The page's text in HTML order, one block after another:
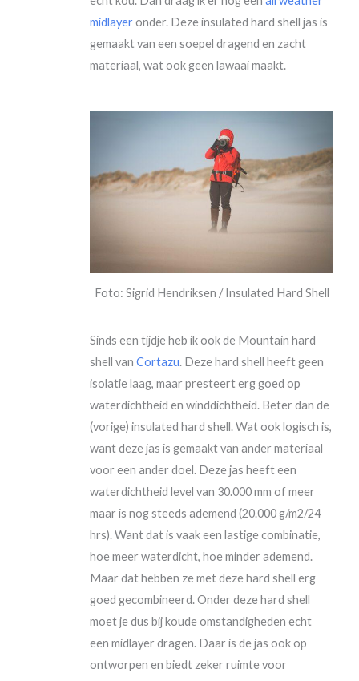
midlayeronder. Deze insulated hard shell jas is
gemaakt van een soepel dragend en zacht
materiaal, wat ook geen lawaai maakt.
Foto: Sigrid Hendriksen / Insulated Hard Shell
Sinds een tijdje heb ik ook de Mountain hard
shell vanCortazu. Deze hard shell heeft geen
isolatie laag, maar presteert erg goed op
waterdichtheid en winddichtheid. Beter dan de
(vorige) insulated hard shell. Wat ook logisch is,
want deze jas is gemaakt van ander materiaal
voor een ander doel. Deze jas heeft een
waterdichtheid level van 30.000 mm of meer
maar is nog steeds ademend (20.000 g/m2/24
hrs). Want dat is vaak een lastige combinatie,
hoe meer waterdicht, hoe minder ademend.
Maar dat hebben ze met deze hard shell erg
goed gecombineerd. Onder deze hard shell
moet je dus bij koude omstandigheden echt
een midlayer dragen. Daar is de jas ook op
ontworpen en biedt zeker ruimte voor